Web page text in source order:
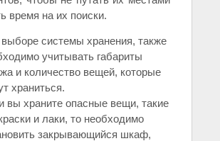
время на их поиски.
системы хранения, также
учитывать габариты
и количество вещей, которые
храниться.
вы храните опасные вещи, такие
и лаки, то необходимо
закрывающийся шкаф,